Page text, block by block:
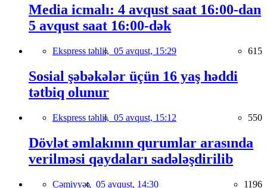
Media icmalı: 4 avqust saat 16:00-dan
5 avqust saat 16:00-dək
Ekspress təhlil, 05 avqust, 15:29 615
Sosial şəbəkələr üçün 16 yaş həddi
tətbiq olunur
Ekspress təhlil, 05 avqust, 15:12 550
Dövlət əmlakının qurumlar arasında
verilməsi qaydaları sadələşdirilib
Cəmiyyət, 05 avqust, 14:30 1196